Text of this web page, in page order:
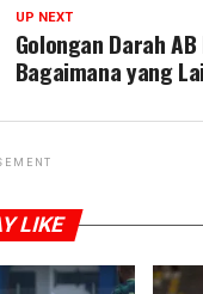
UP NEXT
Golongan Darah
Bagaimana yang
LIKE